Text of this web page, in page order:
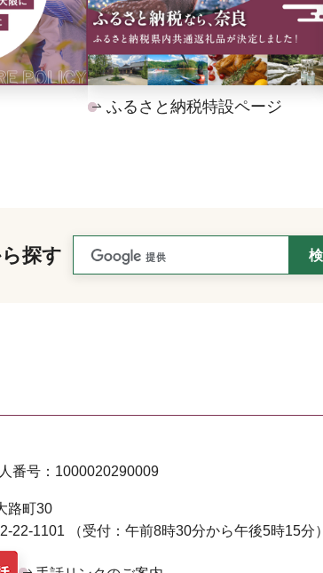
ふるさと納税特設ページ
探す
番号： 1000020290009
路町30
22-1101 （受付：午前8時30分から午後5時15分）